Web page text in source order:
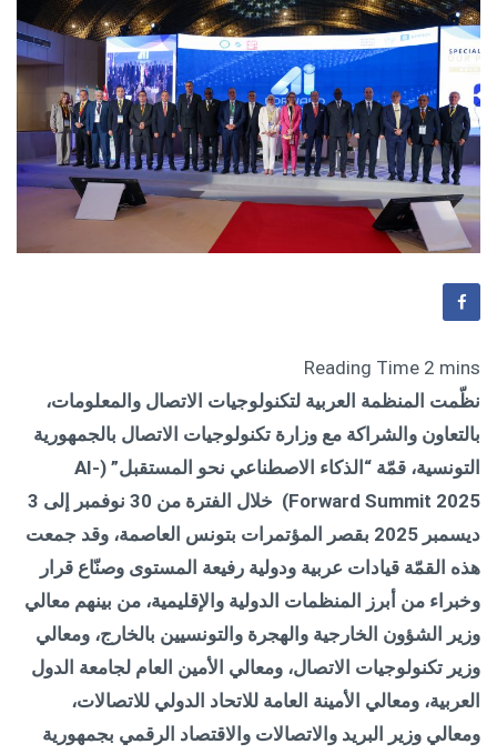
نظّمت المنظمة العربية لتكنولوجيات الاتصال والمعلومات،
بالتعاون والشراكة مع وزارة تكنولوجيات الاتصال بالجمهورية
التونسية، قمّة “الذكاء الاصطناعي نحو المستقبل
” (AI-
Forward Summit 2025)
خلال الفترة من 30 نوفمبر إلى 3
ديسمبر 2025 بقصر المؤتمرات بتونس العاصمة، وقد جمعت
هذه القمّة قيادات عربية ودولية رفيعة المستوى وصنّاع قرار
وخبراء من أبرز المنظمات الدولية والإقليمية، من بينهم معالي
وزير الشؤون الخارجية والهجرة والتونسيين بالخارج، ومعالي
وزير تكنولوجيات الاتصال، ومعالي الأمين العام لجامعة الدول
العربية، ومعالي الأمينة العامة للاتحاد الدولي للاتصالات،
ومعالي وزير البريد والاتصالات والاقتصاد الرقمي بجمهورية